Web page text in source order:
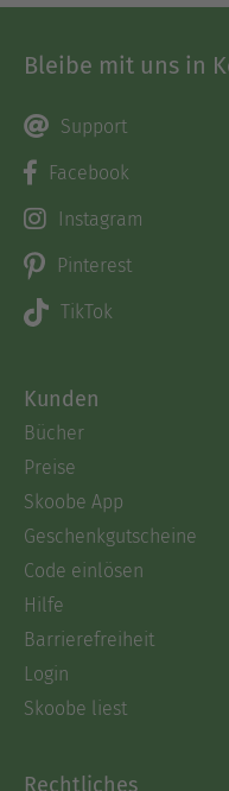
Bleibe mit uns in
Support
Facebook
Instagram
Pinterest
TikTok
Kunden
Bücher
Preise
Skoobe App
Geschenkgutscheine
Code einlösen
Hilfe
Barrierefreiheit
Login
Skoobe liest
Rechtliches